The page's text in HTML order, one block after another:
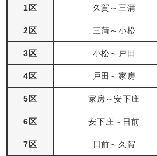
1区 久賀～三蒲
2区 三蒲～小松
3区 小松～戸田
4区 戸田～家房
5区 家房～安下庄
6区 安下庄～日前
7区 日前～久賀